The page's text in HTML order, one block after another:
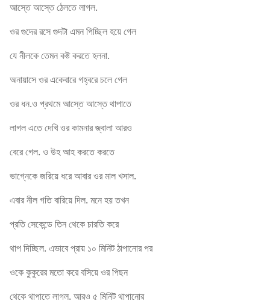
আস্তে আস্তে ঠেলতে লাগল.
ওর গুদের রসে গুদটা এমন পিচ্ছিল হয়ে গেল
যে নীলকে তেমন কষ্ট করতে হলনা.
অনায়াসে ওর একেবারে গহ্বরে চলে গেল
ওর ধন.ও প্রথমে আস্তে আস্তে থাপাতে
লাগল এতে দেখি ওর কামনার জ্বালা আরও
বেরে গেল. ও উহ আহ করতে করতে
ভাগ্নেকে জরিয়ে ধরে আবার ওর মাল খসাল.
এবার নীল গতি বারিয়ে দিল. মনে হয় তখন
প্রতি সেকেন্ডে তিন থেকে চারতি করে
থাপ দিচ্ছিল. এভাবে প্রায় ১০ মিনিট ঠাপানোর পর
ওকে কুকুরের মতো করে বসিয়ে ওর পিছন
থেকে থাপাতে লাগল. আরও ৫ মিনিট থাপানোর